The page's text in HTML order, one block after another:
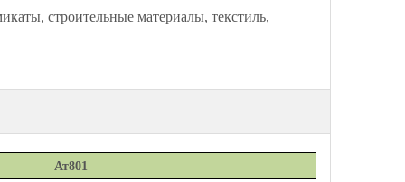
строительные материалы, текстиль,
Ат801